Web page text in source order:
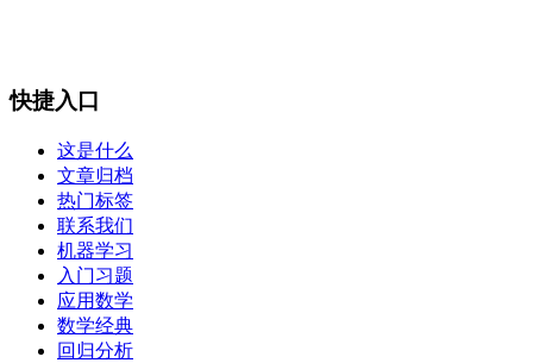
快捷入口
这是什么
文章归档
热门标签
联系我们
机器学习
入门习题
应用数学
数学经典
回归分析